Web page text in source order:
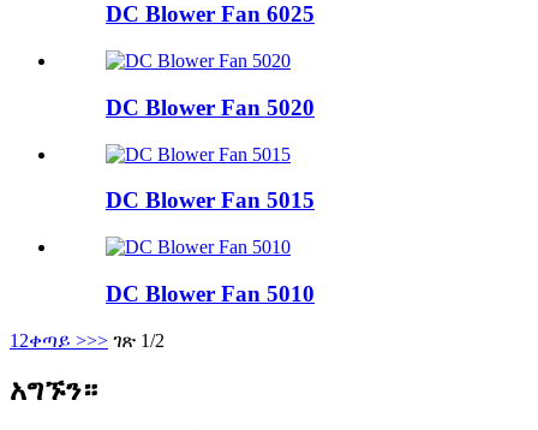
DC Blower Fan 6025
DC Blower Fan 5020
DC Blower Fan 5015
DC Blower Fan 5010
1 2ቀጣይ >>> ገጽ 1/2
አግኙን።